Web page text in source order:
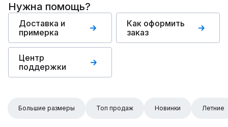
Нужна помощь?
Доставка и
примерка
Как оформить
заказ
Центр
поддержки
Большие размеры Топ продаж Новинки Летние